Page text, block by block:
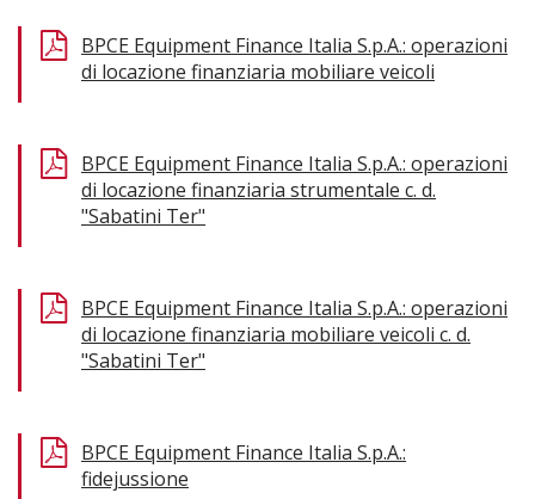
BPCE Equipment Finance Italia S.p.A.: operazioni
di locazione finanziaria mobiliare veicoli
BPCE Equipment Finance Italia S.p.A.: operazioni
di locazione finanziaria strumentale c. d.
"Sabatini Ter"
BPCE Equipment Finance Italia S.p.A.: operazioni
di locazione finanziaria mobiliare veicoli c. d.
"Sabatini Ter"
BPCE Equipment Finance Italia S.p.A.:
fidejussione